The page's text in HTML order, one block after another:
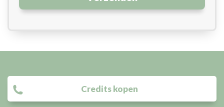
Credits kopen